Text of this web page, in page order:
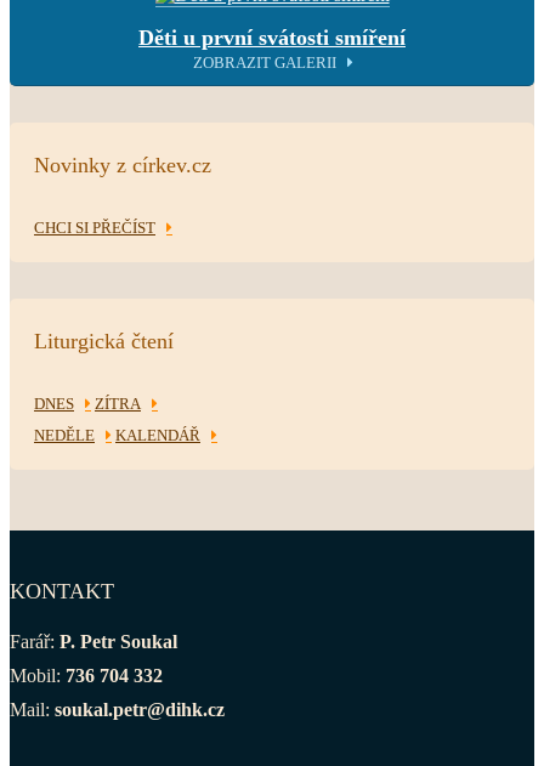
Děti u první svátosti smíření
ZOBRAZIT GALERII
Novinky z církev.cz
CHCI SI PŘEČÍST
Liturgická čtení
DNES
ZÍTRA
NEDĚLE
KALENDÁŘ
KONTAKT
Farář: P. Petr Soukal
Mobil: 736 704 332
Mail: soukal.petr@dihk.cz